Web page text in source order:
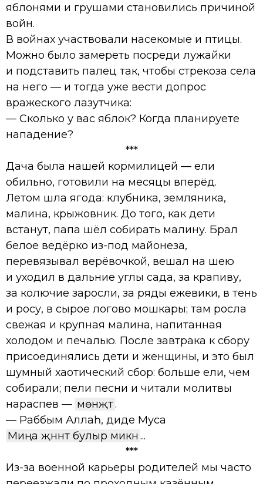
яблонями и грушами становились причиной
войн.
В войнах участвовали насекомые и птицы.
Можно было замереть посреди лужайки
и подставить палец так, чтобы стрекоза села
на него — и тогда уже вести допрос
вражеского лазутчика:
— Сколько у вас яблок? Когда планируете
нападение?
***
Дача была нашей кормилицей — ели
обильно, готовили на месяцы вперёд.
Летом шла ягода: клубника, земляника,
малина, крыжовник. До того, как дети
встанут, папа шёл собирать малину. Брал
белое ведёрко из-под майонеза,
перевязывал верёвочкой, вешал на шею
и уходил в дальние углы сада, за крапиву,
за колючие заросли, за ряды ежевики, в тень
и росу, в сырое логово мошкары; там росла
свежая и крупная малина, напитанная
холодом и печалью. После завтрака к сбору
присоединялись дети и женщины, и это был
шумный хаотический сбор: больше ели, чем
собирали; пели песни и читали молитвы
нараспев — мөнәҗәт.
— Раббым Аллаһ, диде Муса
Миңа җәннәт булыр микән ...
***
Из-за военной карьеры родителей мы часто